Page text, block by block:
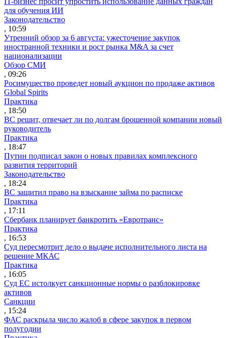
для обучения ИИ
Законодательство
, 10:59
Утренний обзор за 6 августа: ужесточение закупок
иностранной техники и рост рынка M&A за счет
национализации
Обзор СМИ
, 09:26
Росимущество проведет новый аукцион по продаже активов
Global Spirits
Практика
, 18:50
ВС решит, отвечает ли по долгам брошенной компании новый
руководитель
Практика
, 18:47
Путин подписал закон о новых правилах комплексного
развития территорий
Законодательство
, 18:24
ВС защитил право на взыскание займа по расписке
Практика
, 17:11
Сбербанк планирует банкротить «Евротранс»
Практика
, 16:53
Суд пересмотрит дело о выдаче исполнительного листа на
решение МКАС
Практика
, 16:05
Суд ЕС истолкует санкционные нормы о разблокировке
активов
Санкции
, 15:24
ФАС раскрыла число жалоб в сфере закупок в первом
полугодии